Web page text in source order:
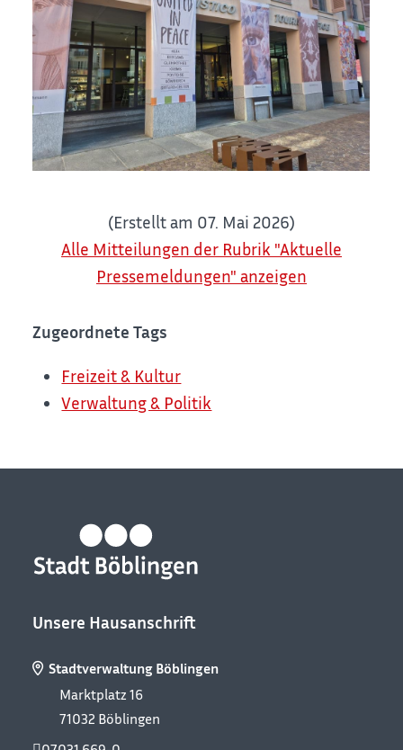
(Erstellt am 07. Mai 2026)
Alle Mitteilungen der Rubrik "Aktuelle
Pressemeldungen" anzeigen
Zugeordnete Tags
Freizeit & Kultur
Verwaltung & Politik
Unsere Hausanschrift
Stadtverwaltung Böblingen
Marktplatz 16
71032 Böblingen